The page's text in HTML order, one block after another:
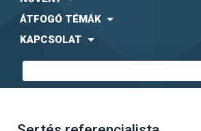
ÁTFOGÓ TÉMÁK
KAPCSOLAT